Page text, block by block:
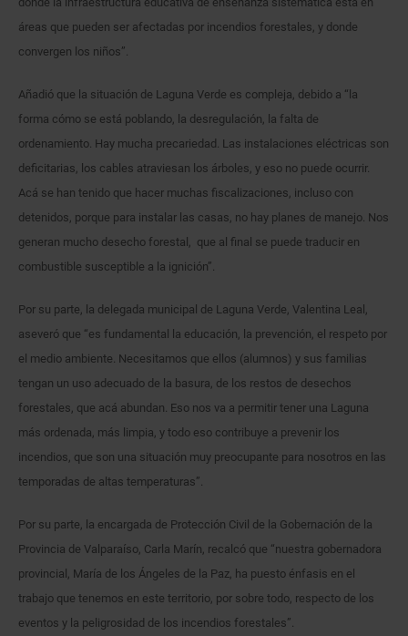
áreas que pueden ser afectadas por incendios forestales, y donde
convergen los niños”.
Añadió que la situación de Laguna Verde es compleja, debido a “la
forma cómo se está poblando, la desregulación, la falta de
ordenamiento. Hay mucha precariedad. Las instalaciones eléctricas son
deficitarias, los cables atraviesan los árboles, y eso no puede ocurrir.
Acá se han tenido que hacer muchas fiscalizaciones, incluso con
detenidos, porque para instalar las casas, no hay planes de manejo. Nos
generan mucho desecho forestal, que al final se puede traducir en
combustible susceptible a la ignición”.
Por su parte, la delegada municipal de Laguna Verde, Valentina Leal,
aseveró que “es fundamental la educación, la prevención, el respeto por
el medio ambiente. Necesitamos que ellos (alumnos) y sus familias
tengan un uso adecuado de la basura, de los restos de desechos
forestales, que acá abundan. Eso nos va a permitir tener una Laguna
más ordenada, más limpia, y todo eso contribuye a prevenir los
incendios, que son una situación muy preocupante para nosotros en las
temporadas de altas temperaturas”.
Por su parte, la encargada de Protección Civil de la Gobernación de la
Provincia de Valparaíso, Carla Marín, recalcó que “nuestra gobernadora
provincial, María de los Ángeles de la Paz, ha puesto énfasis en el
trabajo que tenemos en este territorio, por sobre todo, respecto de los
eventos y la peligrosidad de los incendios forestales”.